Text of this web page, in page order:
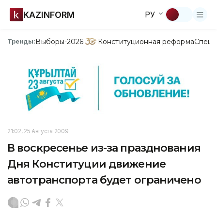
KAZINFORM РУ
Тренды:Выборы-2026 Конституционная реформа
21:02, 25 Августа 2009
В воскресенье из-за празднования
Дня Конституции движение
автотранспорта будет ограничено